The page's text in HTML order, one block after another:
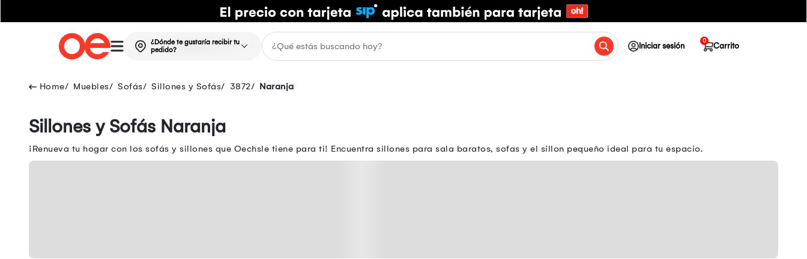
¿Dónde te gustaría recibir tu
pedido?
Iniciar sesión Carrito
0
Muebles Sofás Sillones y Sofás 3872 Naranja
Sillones y Sofás Naranja
¡Renueva tu hogar con los sofás y sillones que Oechsle tiene para ti! Encuentra sillones para sala baratos, sofas y el sillon pequeño ideal para tu espacio.